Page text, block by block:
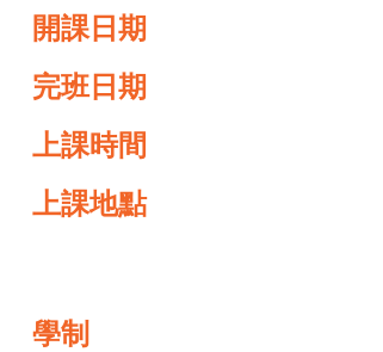
開課日期
完班日期
上課時間
上課地點
學制